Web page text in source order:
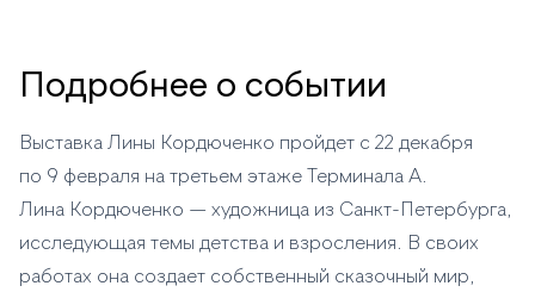
Подробнее о событии
Выставка Лины Кордюченко пройдет с 22 декабря
по 9 февраля на третьем этаже Терминала А.
Лина Кордюченко — художница из Санкт-Петербурга,
исследующая темы детства и взросления. В своих
работах она создает собственный сказочный мир,